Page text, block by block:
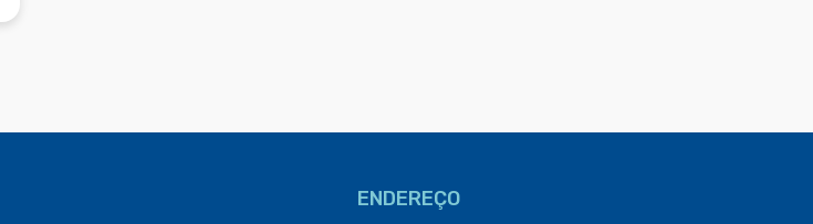
ENDEREÇO